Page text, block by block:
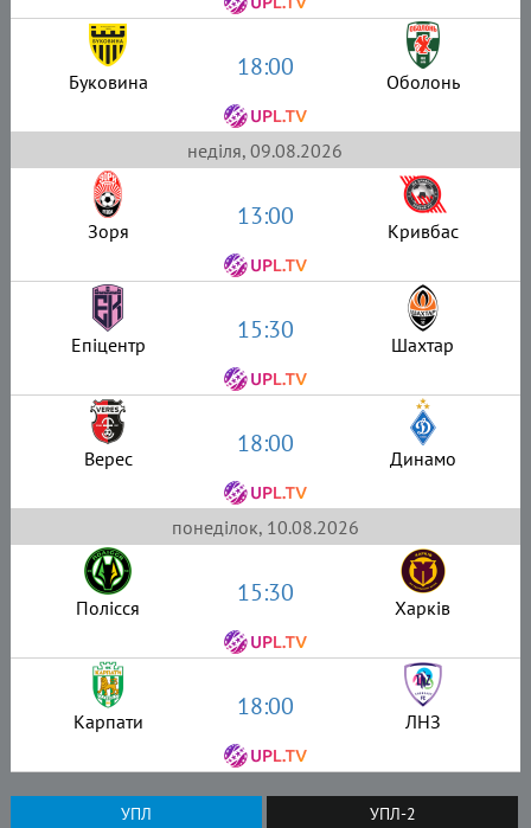
Буковина 18:00 Оболонь
неділя, 09.08.2026
Зоря 13:00 Кривбас
Епіцентр 15:30 Шахтар
Верес 18:00 Динамо
понеділок, 10.08.2026
Полісся 15:30 Харків
Карпати 18:00 ЛНЗ
УПЛ УПЛ-2